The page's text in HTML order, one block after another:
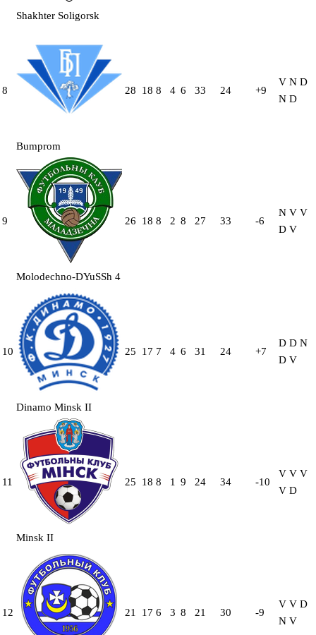
Shakhter Soligorsk
8
Bumprom
28 18 8 4 6 33 24 +9
V N D
N D
9
Molodechno-DYuSSh 4
26 18 8 2 8 27 33 -6
N V V
D V
10
Dinamo Minsk II
25 17 7 4 6 31 24 +7
D D N
D V
11
Minsk II
25 18 8 1 9 24 34 -10
V V V
V D
12 21 17 6 3 8 21 30 -9
V V D
N V